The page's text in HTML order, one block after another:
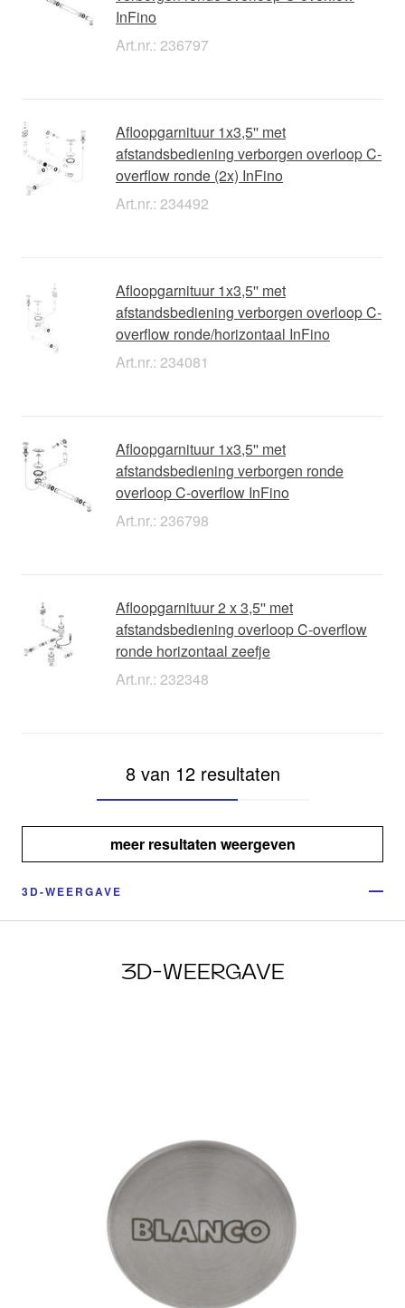
InFino
Art.nr.: 236797
Afloopgarnituur 1x3,5'' met
afstandsbediening verborgen overloop C-
overflow ronde (2x) InFino
Art.nr.: 234492
Afloopgarnituur 1x3,5'' met
afstandsbediening verborgen overloop C-
overflow ronde/horizontaal InFino
Art.nr.: 234081
Afloopgarnituur 1x3,5'' met
afstandsbediening verborgen ronde
overloop C-overflow InFino
Art.nr.: 236798
Afloopgarnituur 2 x 3,5'' met
afstandsbediening overloop C-overflow
ronde horizontaal zeefje
Art.nr.: 232348
8 van 12 resultaten
meer resultaten weergeven
3D-WEERGAVE
3D-WEERGAVE